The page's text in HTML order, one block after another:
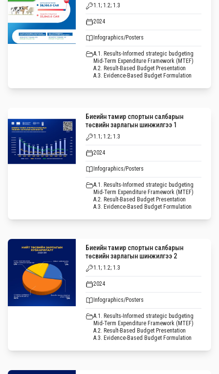
1.1; 1.2; 1.3
2024
Infographics/Posters
A.1. Results-Informed strategic budgeting
Mid-Term Expenditure Framework (MTEF)
A.2. Result-Based Budget Presentation
A.3. Evidence-Based Budget Formulation
Биеийн тамир спортын салбарын
төсвийн зарлагын шинжилгээ 1
1.1; 1.2; 1.3
2024
Infographics/Posters
A.1. Results-Informed strategic budgeting
Mid-Term Expenditure Framework (MTEF)
A.2. Result-Based Budget Presentation
A.3. Evidence-Based Budget Formulation
Биеийн тамир спортын салбарын
төсвийн зарлагын шинжилгээ 2
1.1; 1.2; 1.3
2024
Infographics/Posters
A.1. Results-Informed strategic budgeting
Mid-Term Expenditure Framework (MTEF)
A.2. Result-Based Budget Presentation
A.3. Evidence-Based Budget Formulation